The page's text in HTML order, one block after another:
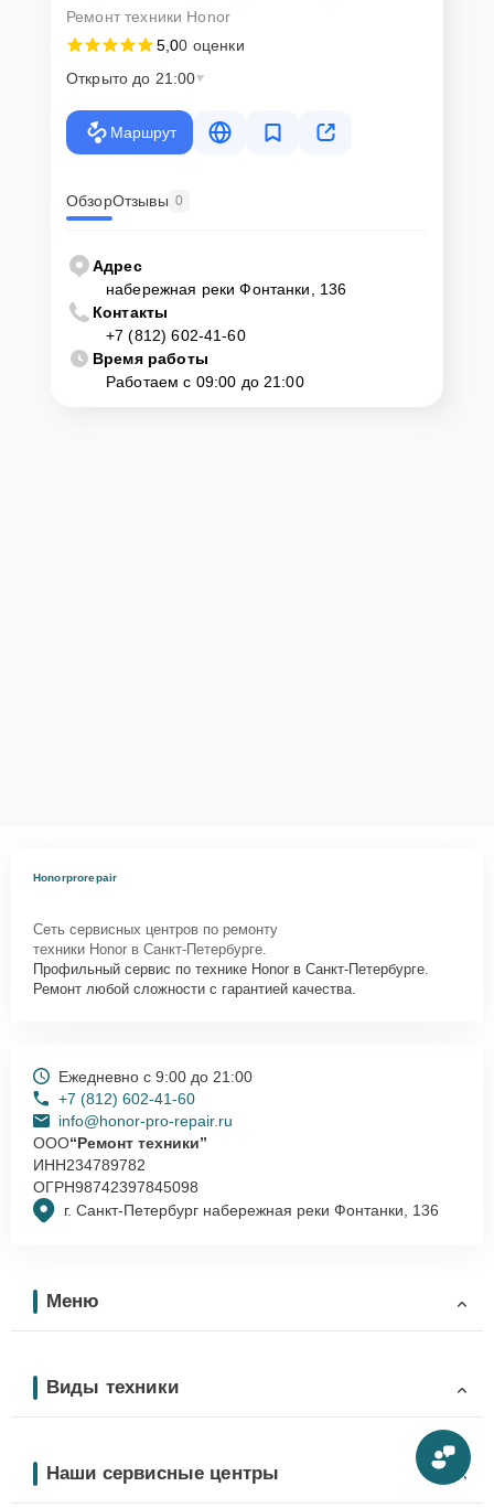
Ремонт техники Honor
5,00 оценки
Открыто до 21:00
Маршрут
ОбзорОтзывы 0
Адрес
набережная реки Фонтанки, 136
Контакты
+7 (812) 602-41-60
Время работы
Работаем с 09:00 до 21:00
Honorprorepair
Сеть сервисных центров по ремонту
техники Honor в Санкт-Петербурге.
Профильный сервис по технике Honor в Санкт-Петербурге.
Ремонт любой сложности с гарантией качества.
г. Санкт-Петербург набережная реки Фонтанки, 136
Ежедневно с 9:00 до 21:00
+7 (812) 602-41-60
info@honor-pro-repair.ru
ООО“Ремонт техники”
ИНН234789782
ОГРН98742397845098
Меню
Виды техники
Наши сервисные центры